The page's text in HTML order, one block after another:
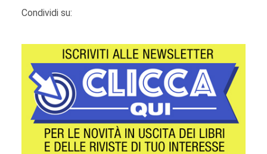
Condividi su: